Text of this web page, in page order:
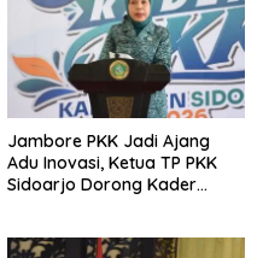
Jambore PKK Jadi Ajang
Adu Inovasi, Ketua TP PKK
Sidoarjo Dorong Kader